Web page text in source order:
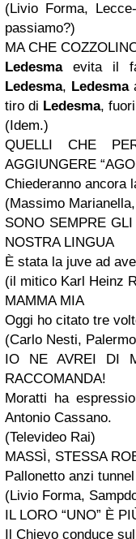
(Livio Forma,
passiamo?)
MA CHE
Ledesmaevita il
Ledesma, Ledesma
tiro di Ledesma,
(Idem.)
QUELLI CHE
AGGIUNGERE
Chiederanno ancora
(Massimo
SONO SEMPRE
NOSTRA LINGUA
È stata la juve ad
(il mitico Karl Heinz
MAMMA MIA
Oggi ho citato tre
(Carlo Nesti,
IO NE AVREI DI
RACCOMANDA!
Moratti ha
Antonio Cassano.
(Televideo Rai)
MASSÌ, STESSA
Pallonetto anzi
(Livio Forma,
IL LORO “UNO” È
Il Chievo conduce